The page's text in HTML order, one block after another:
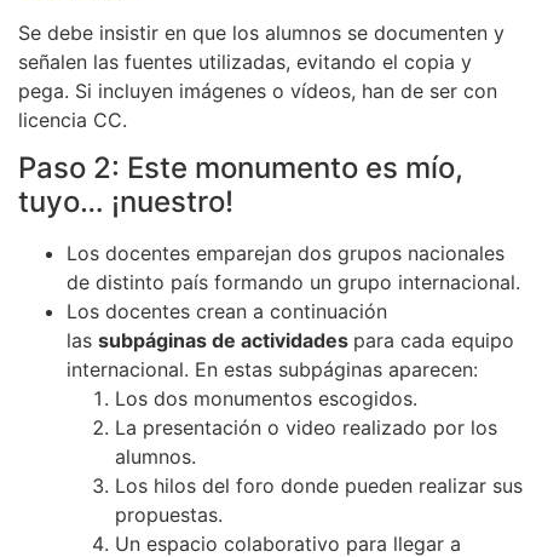
Se debe insistir en que los alumnos se documenten y
señalen las fuentes utilizadas, evitando el copia y
pega. Si incluyen imágenes o vídeos, han de ser con
licencia CC.
Paso 2: Este monumento es mío,
tuyo… ¡nuestro!
Los docentes emparejan dos grupos nacionales
de distinto país formando un grupo internacional.
Los docentes crean a continuación
las subpáginas de actividades para cada equipo
internacional. En estas subpáginas aparecen:
Los dos monumentos escogidos.
La presentación o video realizado por los
alumnos.
Los hilos del foro donde pueden realizar sus
propuestas.
Un espacio colaborativo para llegar a